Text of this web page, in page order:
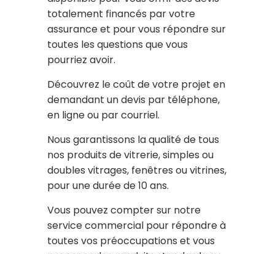
totalement financés par votre
assurance et pour vous répondre sur
toutes les questions que vous
pourriez avoir.
Découvrez le coût de votre projet en
demandant un devis par téléphone,
en ligne ou par courriel.
Nous garantissons la qualité de tous
nos produits de vitrerie, simples ou
doubles vitrages, fenêtres ou vitrines,
pour une durée de 10 ans.
Vous pouvez compter sur notre
service commercial pour répondre à
toutes vos préoccupations et vous